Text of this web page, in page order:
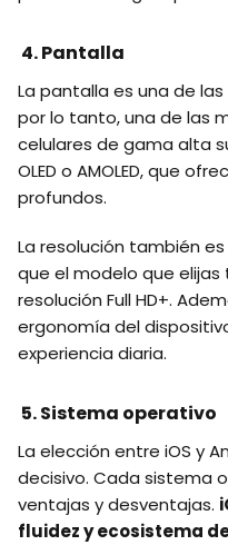
4. Pantalla
La pantalla es una de
por lo tanto, una de las
celulares de gama alta
OLED o AMOLED, que
profundos.
La resolución también
que el modelo que
resolución Full HD+.
ergonomía del
experiencia diaria.
5. Sistema operativo
La elección entre iOS y
decisivo. Cada sistema
ventajas y desventajas.
fluidez y ecosistema